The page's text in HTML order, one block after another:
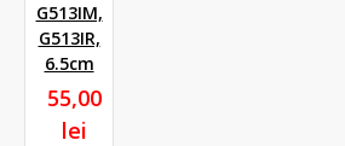
G513IM,
G513IR,
6.5cm
55,00
lei